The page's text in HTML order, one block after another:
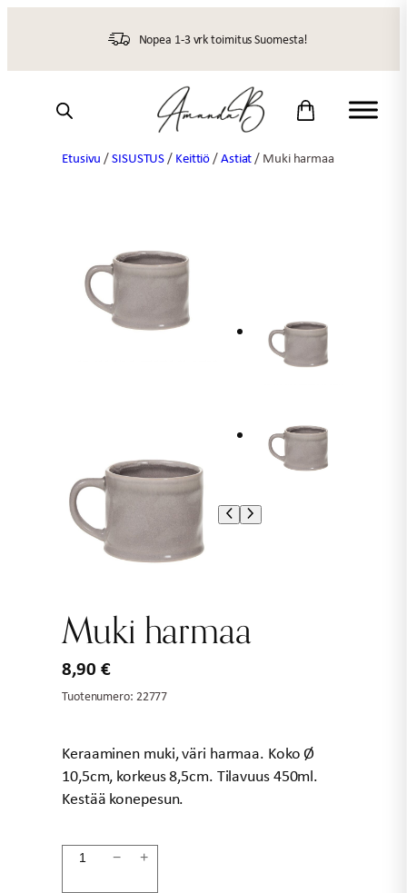
Nopea 1-3 vrk toimitus Suomesta!
Etusivu /SISUSTUS/ Keittiö/Astiat/ Muki harmaa
Muki harmaa
8,90 €
Tuotenumero: 22777
Keraaminen muki, väri harmaa. Koko Ø
10,5cm, korkeus 8,5cm. Tilavuus 450ml.
Kestää konepesun.
Muki
− +